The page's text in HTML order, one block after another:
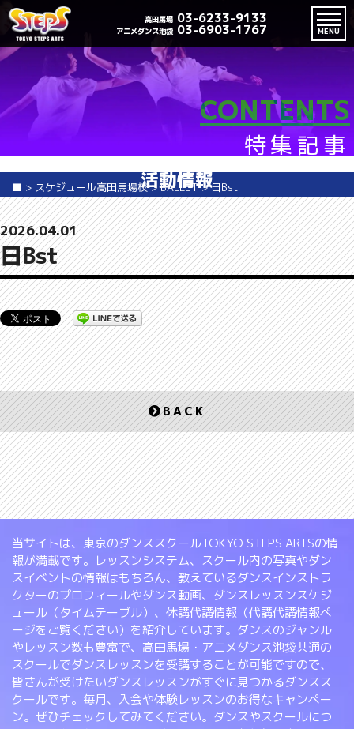
高田馬場 03-6233-9133
アニメダンス池袋 03-6903-1767 MENU
CONTENTS
特集記事
■ > スケジュール高田馬場校>BALLET>日Bst
活動情報
2026.04.01
日Bst
BACK
当サイトは、東京のダンススクールTOKYO STEPS ARTSの情
報が満載です。レッスンシステム、スクール内の写真やダン
スイベントの情報はもちろん、教えているダンスインストラ
クターのプロフィールやダンス動画、ダンスレッスンスケジ
ュール（タイムテーブル）、休講代講情報（代講代講情報ペ
ージをご覧ください）を紹介しています。ダンスのジャンル
やレッスン数も豊富で、高田馬場・アニメダンス池袋共通の
スクールでダンスレッスンを受講することが可能ですので、
皆さんが受けたいダンスレッスンがすぐに見つかるダンスス
クールです。毎月、入会や体験レッスンのお得なキャンペー
ン。ぜひチェックしてみてください。ダンスやスクールにつ